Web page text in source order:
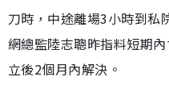
刀時，中途離場3小時到私
網總監陸志聰昨指料短期
立後2個月內解決。